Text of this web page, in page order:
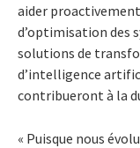
aider
d’optimisation des
solutions de
d’intelligence
contribueront à la
« Puisque nous